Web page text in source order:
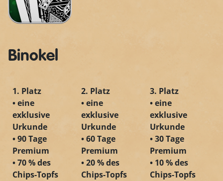
Binokel
1. Platz
• eine
exklusive
Urkunde
• 90 Tage
Premium
• 70 % des
Chips-Topfs
2. Platz
• eine
exklusive
Urkunde
• 60 Tage
Premium
• 20 % des
Chips-Topfs
3. Platz
• eine
exklusive
Urkunde
• 30 Tage
Premium
• 10 % des
Chips-Topfs